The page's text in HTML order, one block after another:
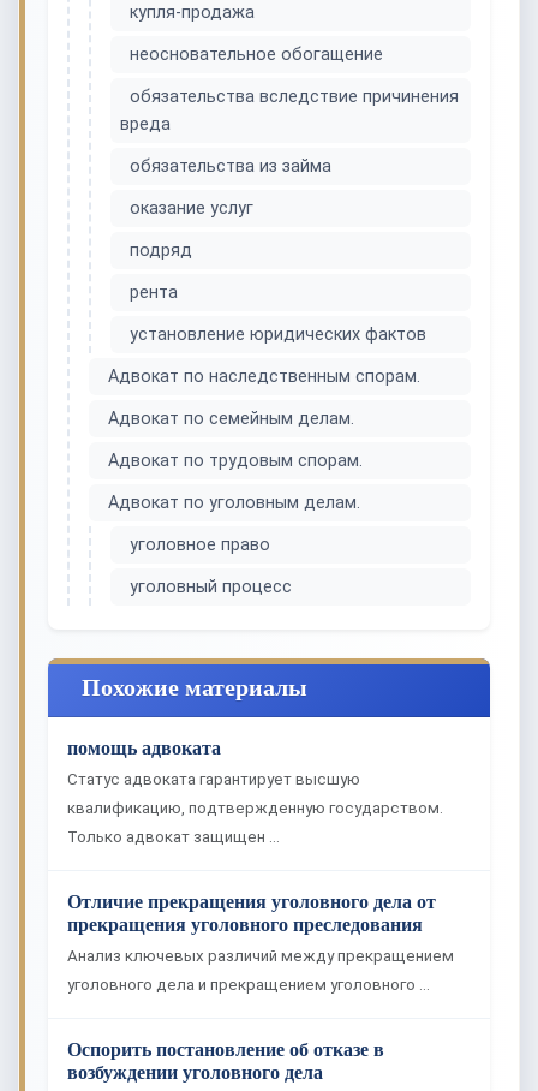
купля-продажа
неосновательное обогащение
обязательства вследствие причинения
вреда
обязательства из займа
оказание услуг
подряд
рента
установление юридических фактов
Адвокат по наследственным спорам.
Адвокат по семейным делам.
Адвокат по трудовым спорам.
Адвокат по уголовным делам.
уголовное право
уголовный процесс
Похожие материалы
помощь адвоката
Статус адвоката гарантирует высшую
квалификацию, подтвержденную государством.
Только адвокат защищен …
Отличие прекращения уголовного дела от
прекращения уголовного преследования
Анализ ключевых различий между прекращением
уголовного дела и прекращением уголовного …
Оспорить постановление об отказе в
возбуждении уголовного дела